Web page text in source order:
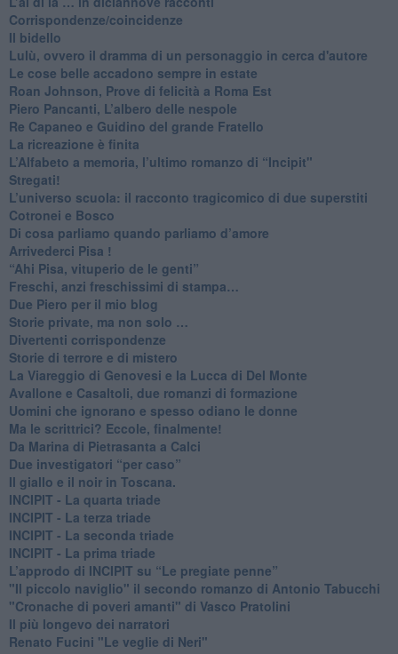
Corrispondenze/coincidenze
Il bidello
Lulù, ovvero il dramma di un personaggio in cerca d'autore
Le cose belle accadono sempre in estate
Roan Johnson, Prove di felicità a Roma Est
Piero Pancanti, L’albero delle nespole
Re Capaneo e Guidino del grande Fratello
La ricreazione è finita
​L’Alfabeto a memoria, l’ultimo romanzo di “Incipit"
​Stregati!
L’universo scuola: il racconto tragicomico di due superstiti
Cotronei e Bosco
Di cosa parliamo quando parliamo d’amore
Arrivederci Pisa !
​“Ahi Pisa, vituperio de le genti”
Freschi, anzi freschissimi di stampa…
​Due Piero per il mio blog
​Storie private, ma non solo …
Divertenti corrispondenze
Storie di terrore e di mistero
La Viareggio di Genovesi e la Lucca di Del Monte
Avallone e Casaltoli, due romanzi di formazione
​Uomini che ignorano e spesso odiano le donne
Ma le scrittrici? Eccole, finalmente!
Da Marina di Pietrasanta a Calci
​Due investigatori “per caso”
​Il giallo e il noir in Toscana.
INCIPIT - La quarta triade
INCIPIT - La terza triade
INCIPIT - La seconda triade
INCIPIT - La prima triade
L’approdo di INCIPIT su “Le pregiate penne”
​"Il piccolo naviglio" il secondo romanzo di Antonio Tabucchi
​"Cronache di poveri amanti" di Vasco Pratolini
​Il più longevo dei narratori
Renato Fucini "Le veglie di Neri"